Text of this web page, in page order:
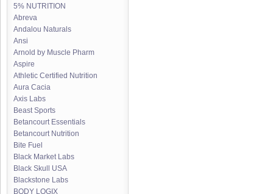
5% NUTRITION
Abreva
Andalou Naturals
Ansi
Arnold by Muscle Pharm
Aspire
Athletic Certified Nutrition
Aura Cacia
Axis Labs
Beast Sports
Betancourt Essentials
Betancourt Nutrition
Bite Fuel
Black Market Labs
Black Skull USA
Blackstone Labs
BODY LOGIX